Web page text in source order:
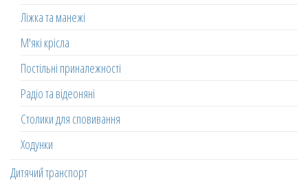
Ліжка та манежі
М'які крісла
Постільні приналежності
Радіо та відеоняні
Столики для сповивання
Ходунки
Дитячий транспорт